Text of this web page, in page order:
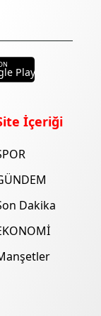
Play
İçeriği
Dakika